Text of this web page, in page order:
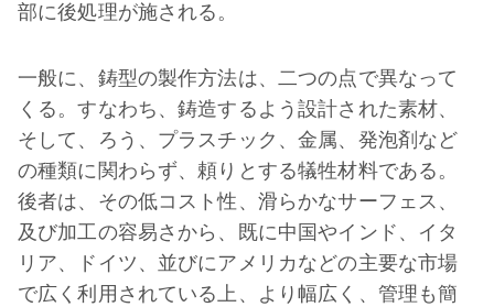
部に後処理が施される。
一般に、鋳型の製作方法は、二つの点で異なって
くる。すなわち、鋳造するよう設計された素材、
そして、ろう、プラスチック、金属、発泡剤など
の種類に関わらず、頼りとする犠牲材料である。
後者は、その低コスト性、滑らかなサーフェス、
及び加工の容易さから、既に中国やインド、イタ
リア、ドイツ、並びにアメリカなどの主要な市場
で広く利用されている上、より幅広く、管理も簡